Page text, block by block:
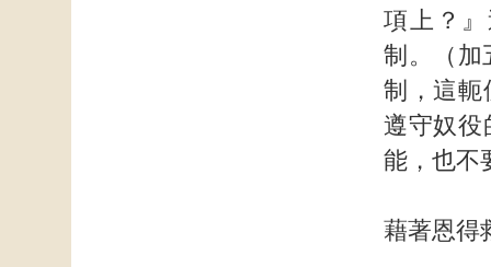
項上？
制。（加
制，這軛
遵守奴役
能，也不
藉著恩得